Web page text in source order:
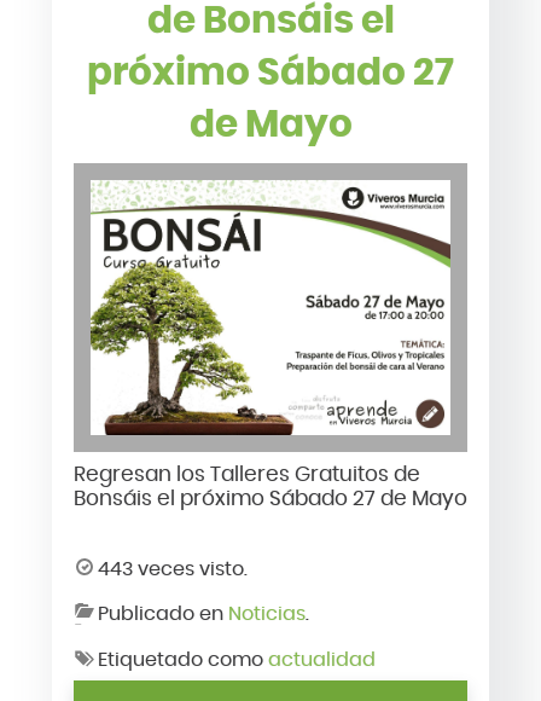
de Bonsáis el
próximo Sábado 27
de Mayo
Regresan los Talleres Gratuitos de
Bonsáis el próximo Sábado 27 de Mayo
443 veces visto.
Publicado en Noticias.
Etiquetado como actualidad